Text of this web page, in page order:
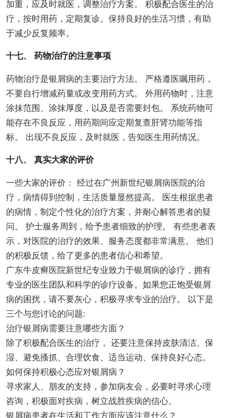
加重，应及时就医，调整治疗方案。 积极配合医生的治
疗，按时用药，定期复诊。保持良好的生活习惯，有助
于减少反复频率。
十七、 药物治疗的注意事项
药物治疗是银屑病的主要治疗方法。 严格遵医嘱用药，
不要自行增减药量或改变用药方式。 外用药物时，注意
涂抹范围、涂抹厚度，以及是否需要封包。 系统药物可
能存在不良反应，用药期间应定期复查肝肾功能等指
标。 出现不良反应，及时就医，告知医生用药情况。
十八、 真实大家的评价
一些大家的评价： 经过在广州新世纪银屑病医院的治
疗，病情得到控制，生活质量显然提高。 医生根据患者
的病情，制定个性化的治疗方案，并耐心解答患者的疑
问。 护士服务周到，给予患者细致的护理。 有些患者表
示，对医院的治疗的效果、服务态度都非常满意。 他们
的积极反馈，给了更多的患者信心和希望。
广东牛皮癣医院新世纪专业致力于银屑病的诊疗，拥有
专业的医生团队和科学的诊疗设备。如果您正饱受银屑
病的困扰，请不要灰心，积极寻求专业的治疗。 以下是
三个与您讨论的问题:
治疗银屑病需要注意哪些方面？
除了积极配合医生的治疗， 还要注意保持皮肤清洁、保
湿、避免搔抓、合理饮食、适当运动、保持良好心态。
如何保持积极心态应对银屑病？
寻求家人、朋友的支持，参加病友会，必要时寻求心理
咨询，积极面对疾病，树立战胜疾病的信心。
银屑病患者在生活和工作方面应该注意什么？